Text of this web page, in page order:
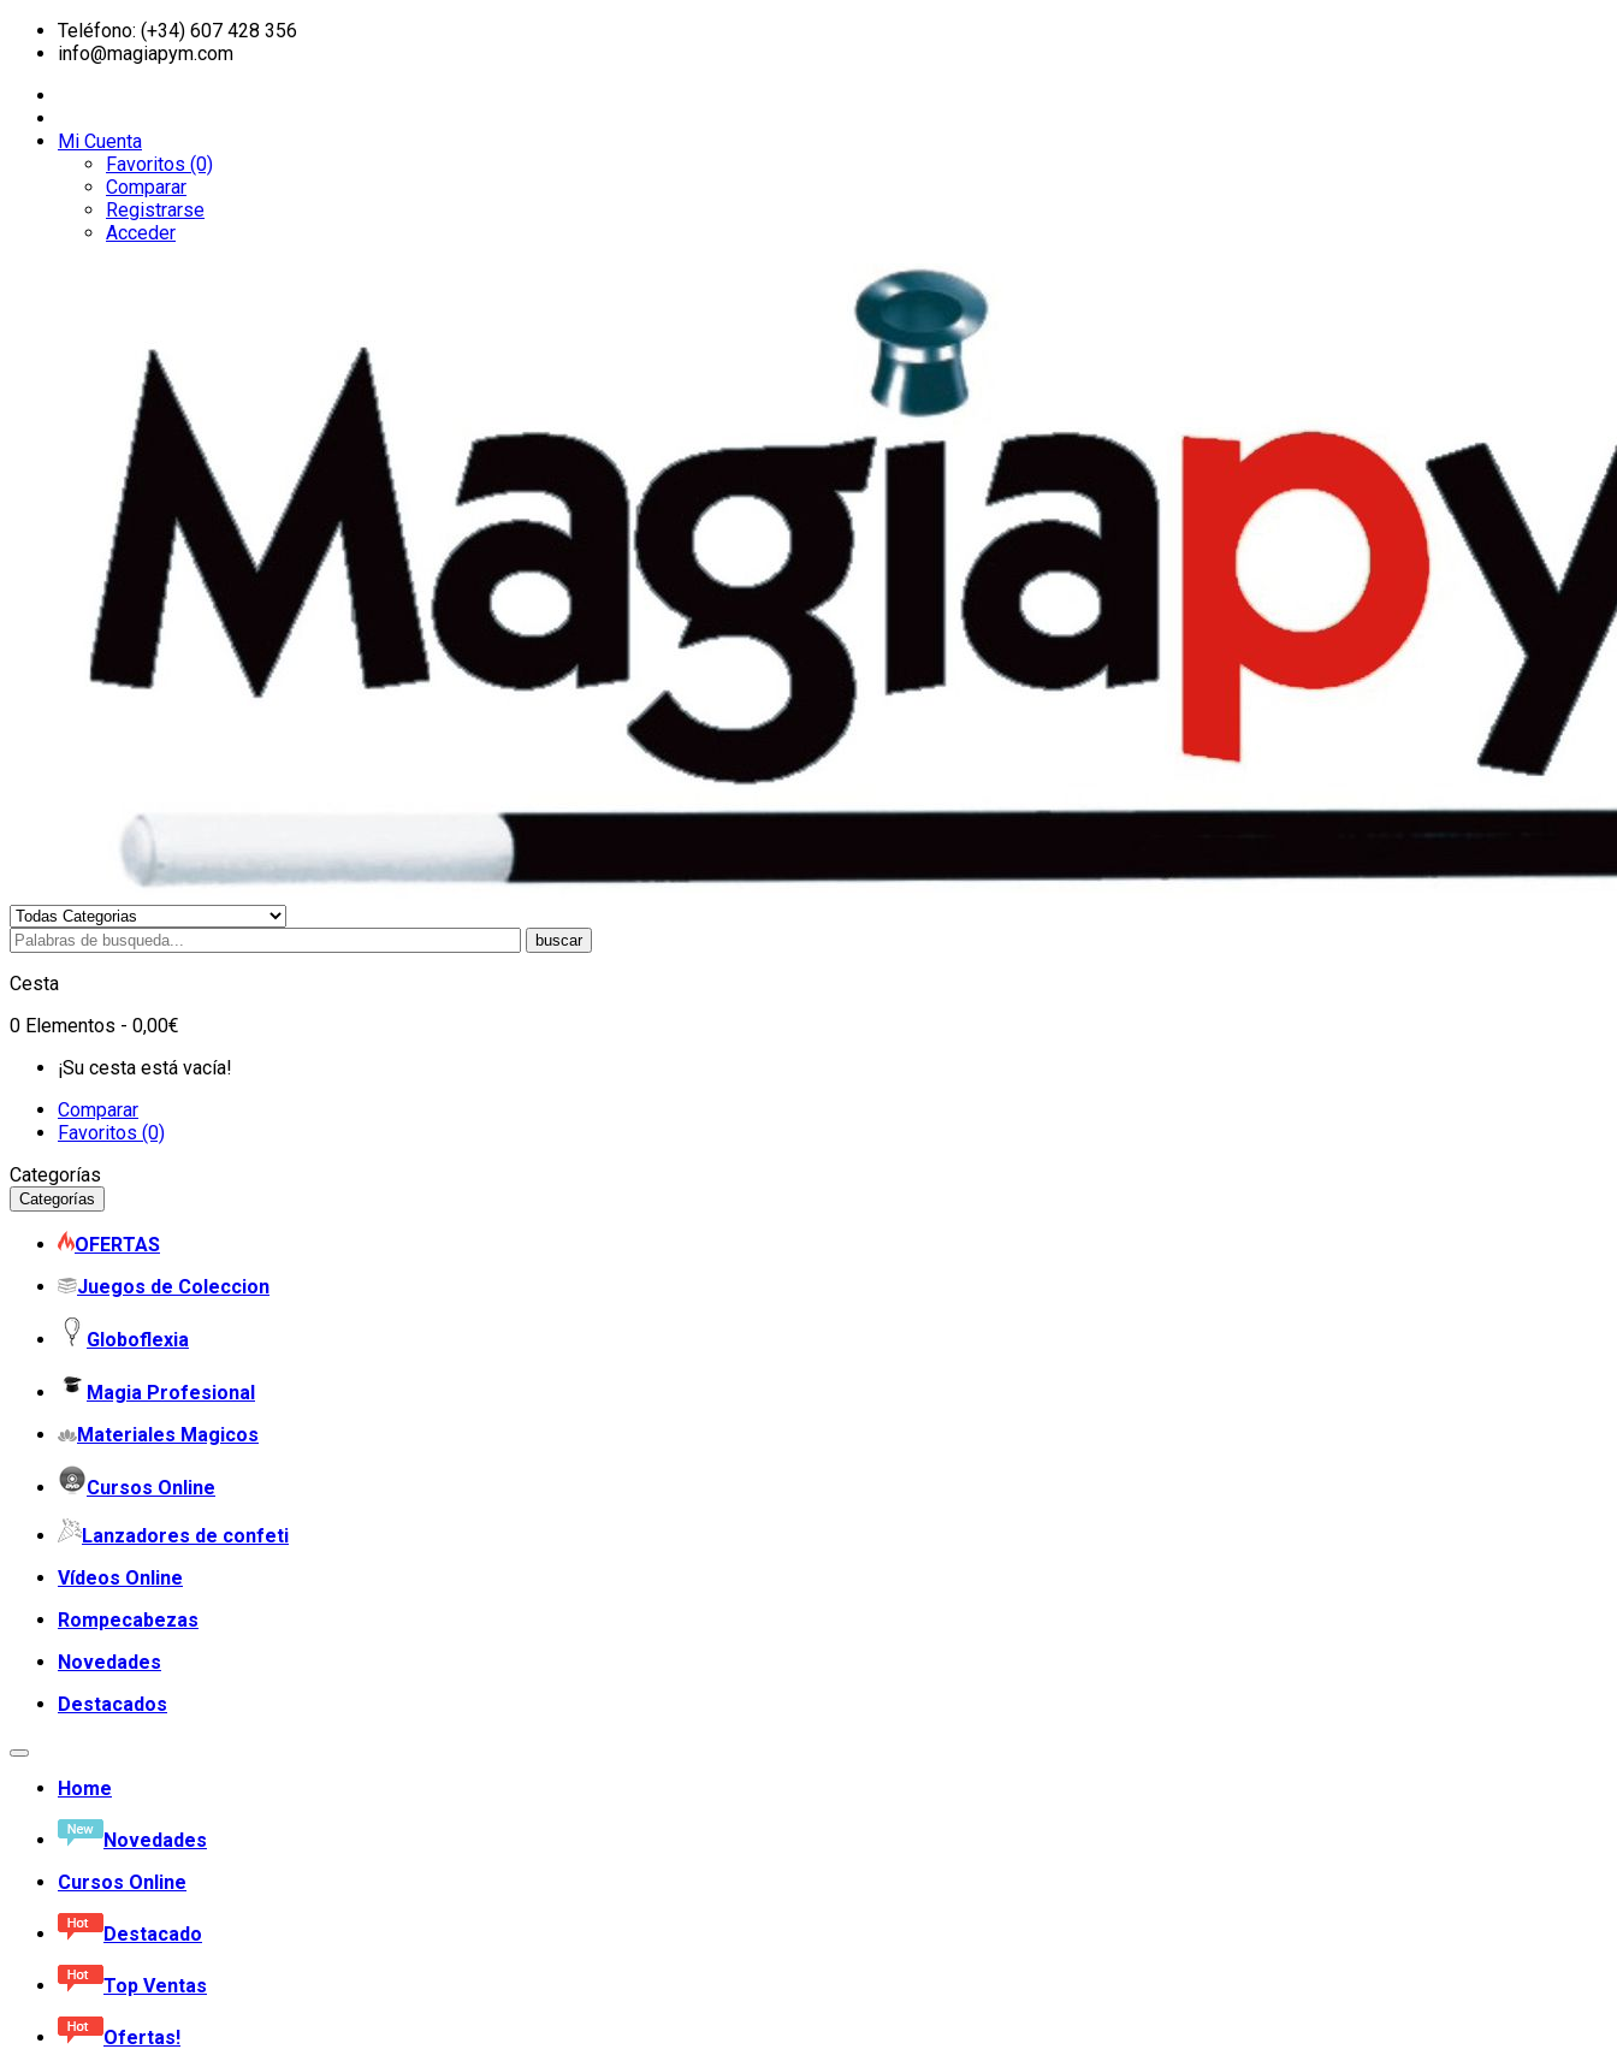
Teléfono: (+34) 607 428 356
info@magiapym.com
Mi Cuenta
Favoritos (0)
Comparar
Registrarse
Acceder
buscar
Cesta
0 Elementos - 0,00€
¡Su cesta está vacía!
Comparar
Favoritos (0)
Categorías
Categorías
OFERTAS
Juegos de Coleccion
Globoflexia
Magia Profesional
Materiales Magicos
Cursos Online
Lanzadores de confeti
Vídeos Online
Rompecabezas
Novedades
Destacados
Home
Novedades
Cursos Online
Destacado
Top Ventas
Ofertas!